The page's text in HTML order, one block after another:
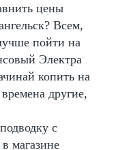
цены
Всем,
пойти на
Электра
копить на
другие,
с
магазине